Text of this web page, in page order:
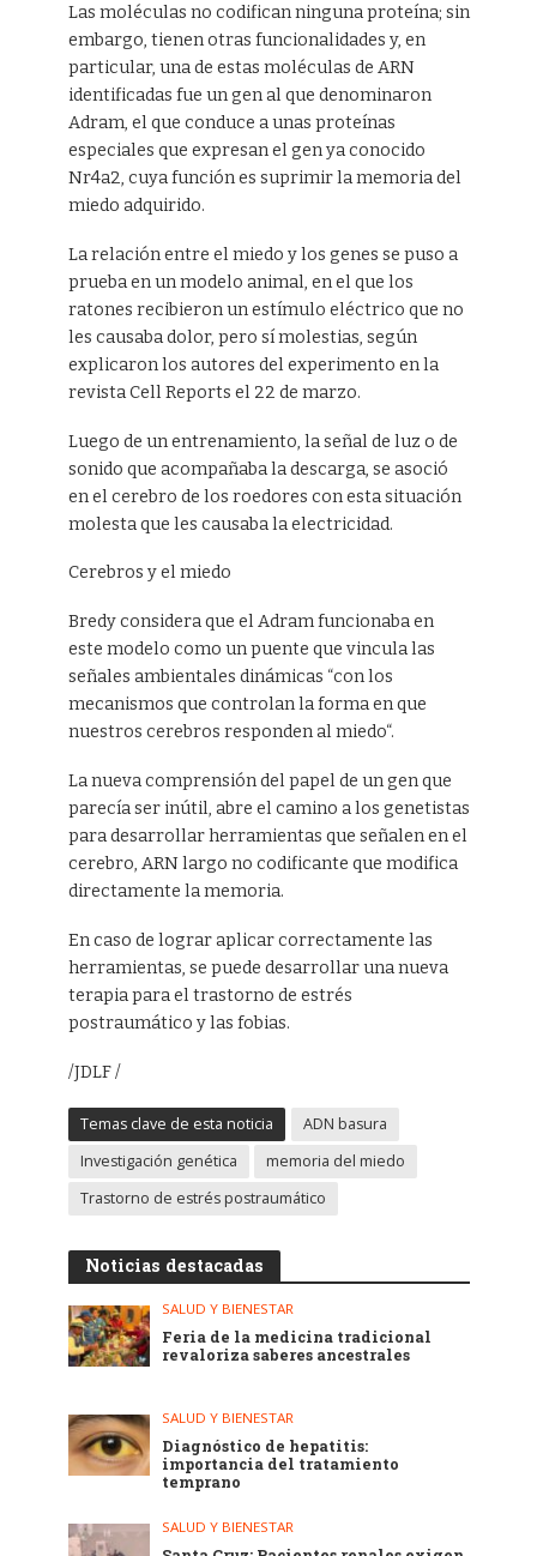
Las moléculas no codifican ninguna proteína; sin
embargo, tienen otras funcionalidades y, en
particular, una de estas moléculas de ARN
identificadas fue un gen al que denominaron
Adram, el que conduce a unas proteínas
especiales que expresan el gen ya conocido
Nr4a2, cuya función es suprimir la memoria del
miedo adquirido.
La relación entre el miedo y los genes se puso a
prueba en un modelo animal, en el que los
ratones recibieron un estímulo eléctrico que no
les causaba dolor, pero sí molestias, según
explicaron los autores del experimento en la
revista Cell Reports el 22 de marzo.
Luego de un entrenamiento, la señal de luz o de
sonido que acompañaba la descarga, se asoció
en el cerebro de los roedores con esta situación
molesta que les causaba la electricidad.
Cerebros y el miedo
Bredy considera que el Adram funcionaba en
este modelo como un puente que vincula las
señales ambientales dinámicas “con los
mecanismos que controlan la forma en que
nuestros cerebros responden al miedo“.
La nueva comprensión del papel de un gen que
parecía ser inútil, abre el camino a los genetistas
para desarrollar herramientas que señalen en el
cerebro, ARN largo no codificante que modifica
directamente la memoria.
En caso de lograr aplicar correctamente las
herramientas, se puede desarrollar una nueva
terapia para el trastorno de estrés
postraumático y las fobias.
/JDLF /
Temas clave de esta noticia
ADN basura
Investigación genética
memoria del miedo
Trastorno de estrés postraumático
Noticias destacadas
SALUD Y BIENESTAR
Feria de la medicina tradicional
revaloriza saberes ancestrales
SALUD Y BIENESTAR
Diagnóstico de hepatitis:
importancia del tratamiento
temprano
SALUD Y BIENESTAR